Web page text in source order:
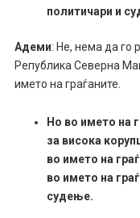
политичари и
Адеми: Не, нема да го
Република Северна
името на граѓаните.
Но во името на
за висока
во името на
во името на
судење.